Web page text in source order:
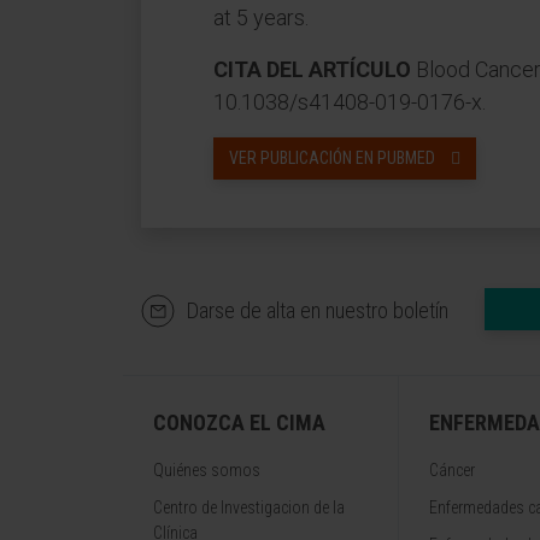
at 5 years.
CITA DEL ARTÍCULO Blood
10.1038/s41408-019-0176-x.
VER PUBLICACIÓN EN PUBMED
Darse de alta en nuestro boletín
CONOZCA EL CIMA
Quiénes somos
Centro de Investigacion de la
Clínica
Cáncer
Enfermedades